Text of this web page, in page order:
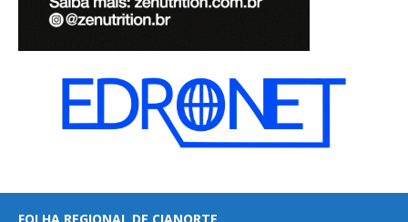
FOLHA REGIONAL DE CIANORTE